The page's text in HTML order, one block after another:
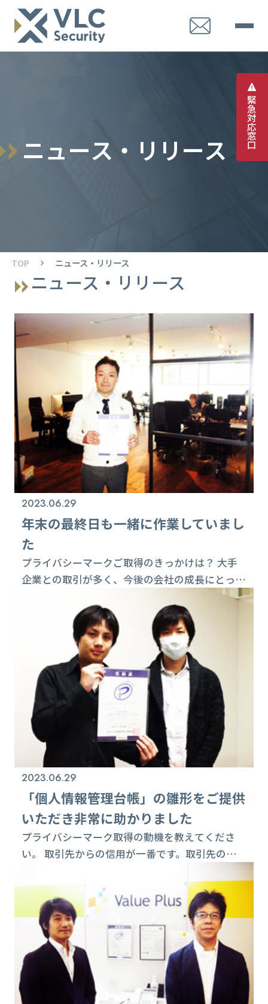
緊
急
対
応
窓
口
ニュース ・ リ リ ース
TOP ニュース・リリース
ニュース・リリース
2023.06.29
年末の最終日も一緒に作業していまし
た
プライバシーマークご取得のきっかけは？ 大手
企業との取引が多く、今後の会社の成長にとって
信用を得るうえでプライバシーマーク取得の必要
性は以前より感じていました。 最近になり、取
引先とのやり取りの中で取得の有無を聞かれる
ケースが多くなったことは、取得に動き出す大き
なきっかけになりました。 取得に際し、ご苦労
された点は？ コンサルタントの方のご協力が大
きく、ほとんど苦労と感じることはありませんで
した。...
2023.06.29
「個人情報管理台帳」の雛形をご提供
いただき非常に助かりました
プライバシーマーク取得の動機を教えてくださ
い。 取引先からの信用が一番です。取引先のから
を受ける機会が増えてきました。また、社内の安
全管理体制の整備を図ることが急務であると考え
ておりました。今回、プライバシーマークの認定
取得は「対外的信頼」と「社内安全管理体制」の
構築が図れると思い取得をすることにしました。
取得までに苦労した点はありましたか？ 取得に